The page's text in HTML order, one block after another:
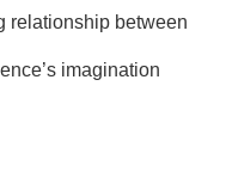
relationship between
imagination